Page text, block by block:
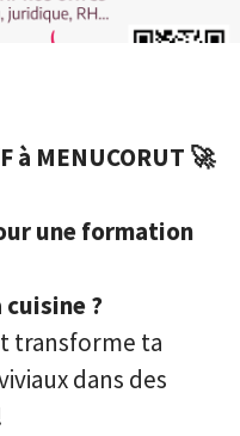
MENUCORUT 🚀
une formation
cuisine ?
transforme ta
dans des